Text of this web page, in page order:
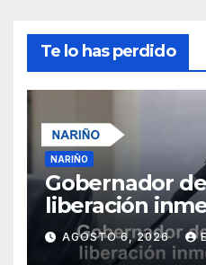
Te lo has perdido
NARIÑO
Gobernador
liberación
uniformados
AGOSTO 6, 2026